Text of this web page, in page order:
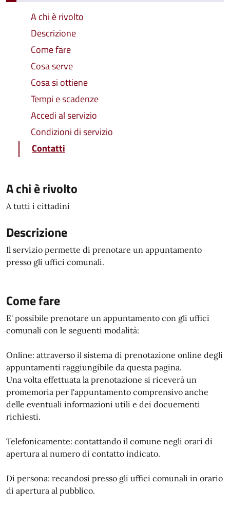
A chi è rivolto
Descrizione
Come fare
Cosa serve
Cosa si ottiene
Tempi e scadenze
Accedi al servizio
Condizioni di servizio
Contatti
A chi è rivolto
A tutti i cittadini
Descrizione
Il servizio permette di prenotare un appuntamento
presso gli uffici comunali.
Come fare
E' possibile prenotare un appuntamento con gli uffici
comunali con le seguenti modalità:
Online: attraverso il sistema di prenotazione online degli
appuntamenti raggiungibile da questa pagina.
Una volta effettuata la prenotazione si riceverà un
promemoria per l'appuntamento comprensivo anche
delle eventuali informazioni utili e dei docuementi
richiesti.
Telefonicamente: contattando il comune negli orari di
apertura al numero di contatto indicato.
Di persona: recandosi presso gli uffici comunali in orario
di apertura al pubblico.